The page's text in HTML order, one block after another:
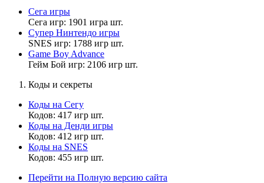
Матвей2014
17:39:32
MrDoomBringer,
MrDoomBringer
17:37:24
Матвей2014,
ГЛУПОЙ ПРИЧИНЕ???? ТЫ ИЗДЕВАЕШЬСЯ НАДО
Сега игры
Сега игр: 1901 игра шт.
Супер Нинтендо игры
SNES игр: 1788 игр шт.
Game Boy Advance
Гейм Бой игр: 2106 игр шт.
Коды и секреты
Коды на Сегу
Кодов: 417 игр шт.
Коды на Денди игры
Кодов: 412 игр шт.
Коды на SNES
Кодов: 455 игр шт.
Перейти на Полную версию сайта